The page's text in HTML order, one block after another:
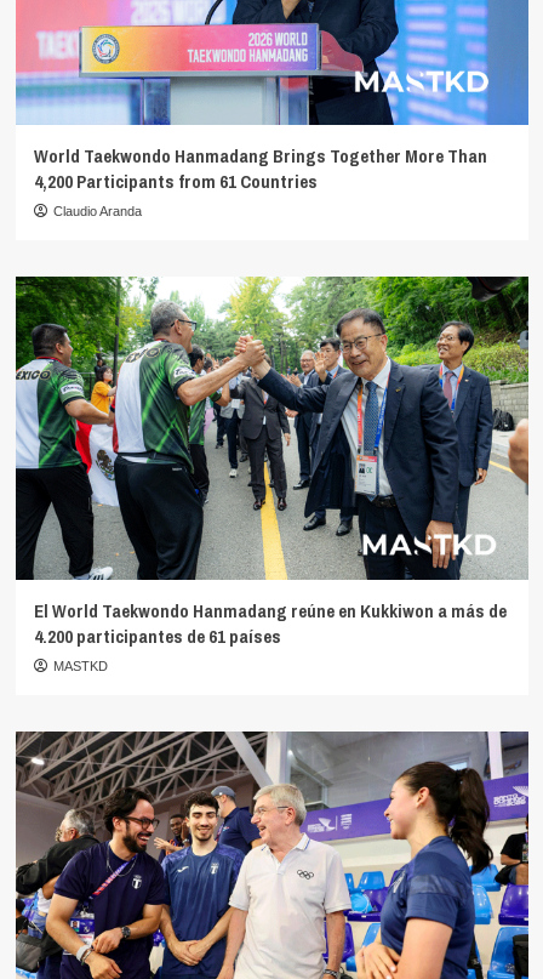
World Taekwondo Hanmadang Brings Together More Than
4,200 Participants from 61 Countries
Claudio Aranda
El World Taekwondo Hanmadang reúne en Kukkiwon a más de
4.200 participantes de 61 países
MASTKD